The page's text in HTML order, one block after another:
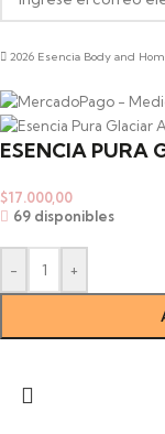
2026 Esencia Body and
ESENCIA PURA
$17.000,00
69 disponibles
- +